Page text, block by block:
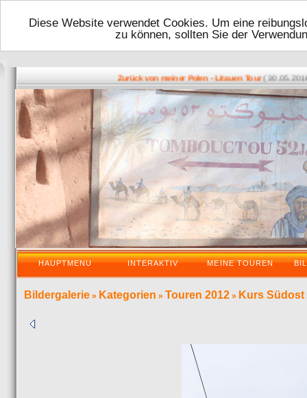
Diese Website verwendet Cookies. Um eine
zu können, sollten Sie der
Zurück von meiner Polen - Litauen Tour( 30.05.2016 -
HAUPTMENU INTERAKTIV MEINE TOUREN
Bildergalerie » Kategorien » Touren 2012 » Kurs Südost